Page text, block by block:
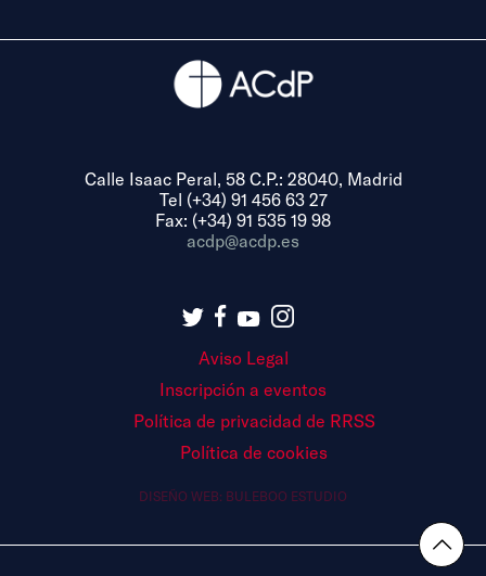
Calle Isaac Peral, 58 C.P.: 28040, Madrid
Tel (+34) 91 456 63 27
Fax: (+34) 91 535 19 98
acdp@acdp.es
Aviso Legal
Inscripción a eventos
Política de privacidad de RRSS
Política de cookies
DISEÑO WEB: BULEBOO ESTUDIO